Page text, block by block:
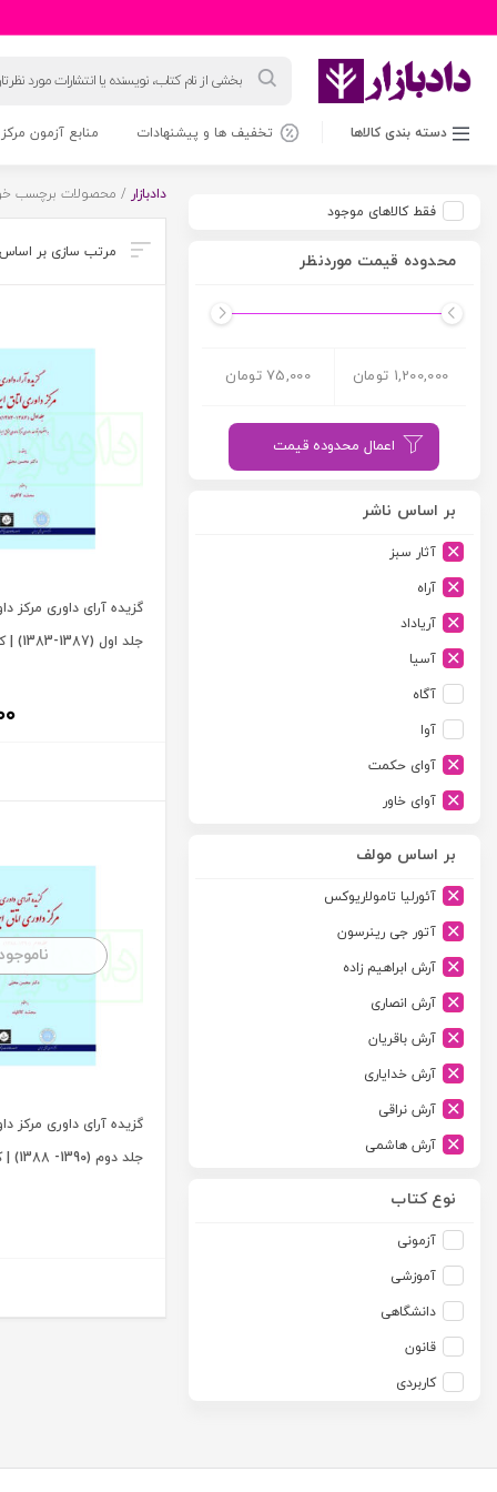
محصولات
دسته بندی کالاها تخفیف ها و پیشنهادات منابع آزمون
فقط کالاهای موجود
محدوده قیمت موردنظر
75,000 تومان 1,200,000 تومان
اعمال محدوده قیمت
بر اساس ناشر
آثار سبز
آراه
آریاداد
آسیا
آگاه
آوا
آوای حکمت
آوای خاور
آیدین
ارجمند
ارسطو
ارشد
اسلامیه
اشکان
اطلاعات
امجد
امید انقلاب
بر اساس مولف
آئورلیا تامولاریوکس
آتور جی رینرسون
آرش ابراهیم زاده
آرش انصاری
آرش باقریان
آرش خدایاری
آرش نراقی
آرش هاشمی
آزاده صادقی
آزیتا قربانی رحیم
آلبرت ون دایسی
آلن ردفرن
آمنه باخدا
آنتونی آگوس
نوع کتاب
آزمونی
آموزشی
دانشگاهی
قانون
کاربردی
دادبازار / محصولات برچسب
گزیده آرای داوری مرکز
جلد اول (1387-1383) | کاکاوند
ناموجود
گزیده آرای داوری مرکز
جلد دوم (1390- 1388) | کاکاوند